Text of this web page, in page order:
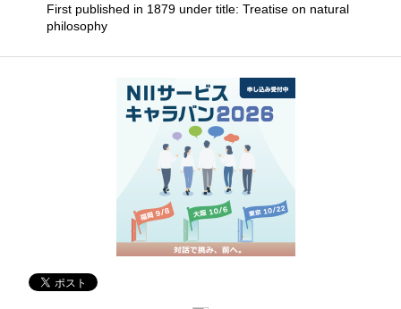
First published in 1879 under title: Treatise on natural
philosophy